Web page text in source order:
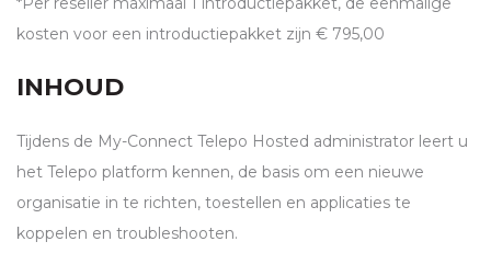
kosten voor een introductiepakket zijn € 795,00
INHOUD
Tijdens de My-Connect Telepo Hosted administrator leert u
het Telepo platform kennen, de basis om een nieuwe
organisatie in te richten, toestellen en applicaties te
koppelen en troubleshooten.